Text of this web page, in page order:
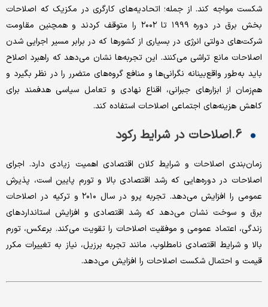
شکست مواجه کند. از جمله؛ اتحادیه‌های کارگری در مکزیک که اصلاحات
بخش برق در دوره ۱۹۹۹ تا ۲۰۰۲ را متوقف کردند و همچنین مقاومت
شرکت‌های دولتی انرژی در بسیاری از کشورها که در برابر مسیر اجرایی شدن
اصلاحات مانع تراشی می‌کنند. این تجربه‌ها نشان می‌دهد که راهبرد اصلاح
باید به‌طور واقع‌بینانه نگرانی‌ها و منافع گروه‌های متضرر را در نظر بگیرد و
هم‌زمان از ابزارهای جبرانی، اقناع نهادی و تعامل سیاسی هدفمند برای
کاهش هزینه‌های اجتماعی اصلاحات استفاده کند.
6.اصلاحات در شرایط رکود
زمان‌بندی اصلاحات و شرایط کلان اقتصادی اهمیت زیادی دارد. اجرای
اصلاحات در دوره‌هایی که رشد اقتصادی بالا و تورم پایین است، پذیرش
عمومی را افزایش می‌دهد. تجربه پرو در سال ۲۰۱۰ و ترکیه در اصلاحات
برق و سوخت نشان می‌دهد که رشد اقتصادی و افزایش استانداردهای
زندگی، اعتماد عمومی و موفقیت اصلاحات را تقویت می‌کند. برعکس، تورم
بالا و شرایط اقتصادی نامطلوب، مانند تجربه برزیل، نیاز به تغییرات مکرر
قیمت و احتمال شکست اصلاحات را افزایش می‌دهد.